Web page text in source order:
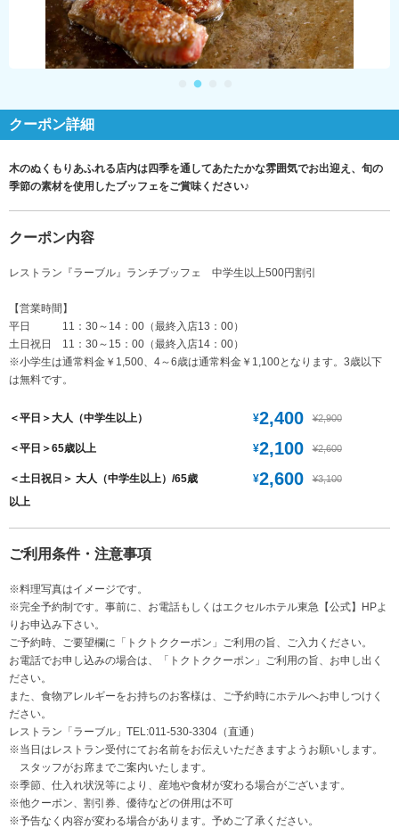
クーポン詳細
木のぬくもりあふれる店内は四季を通してあたたかな雰囲気でお出迎え、旬の
季節の素材を使用したブッフェをご賞味ください♪
クーポン内容
レストラン『ラーブル』ランチブッフェ 中学生以上500円割引
【営業時間】
平日 11：30～14：00（最終入店13：00）
土日祝日 11：30～15：00（最終入店14：00）
※小学生は通常料金￥1,500、4～6歳は通常料金￥1,100となります。3歳以下
は無料です。
＜平日＞大人（中学生以上） ¥2,400 ¥2,900
＜平日＞65歳以上 ¥2,100 ¥2,600
＜土日祝日＞ 大人（中学生以上）/65歳
以上
¥2,600 ¥3,100
ご利用条件・注意事項
※料理写真はイメージです。
※完全予約制です。事前に、お電話もしくはエクセルホテル東急【公式】HPよ
りお申込み下さい。
ご予約時、ご要望欄に「トクトククーポン」ご利用の旨、ご入力ください。
お電話でお申し込みの場合は、「トクトククーポン」ご利用の旨、お申し出く
ださい。
また、食物アレルギーをお持ちのお客様は、ご予約時にホテルへお申しつけく
ださい。
レストラン「ラーブル」TEL:011-530-3304（直通）
※当日はレストラン受付にてお名前をお伝えいただきますようお願いします。
スタッフがお席までご案内いたします。
※季節、仕入れ状況等により、産地や食材が変わる場合がございます。
※他クーポン、割引券、優待などの併用は不可
※予告なく内容が変わる場合があります。予めご了承ください。